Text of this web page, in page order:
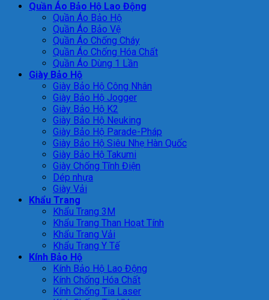
Quần Áo Bảo Hộ Lao Động
Quần Áo Bảo Hộ
Quần Áo Bảo Vệ
Quần Áo Chống Cháy
Quần Áo Chống Hóa Chất
Quần Áo Dùng 1 Lần
Giày Bảo Hộ
Giày Bảo Hộ Công Nhân
Giày Bảo Hộ Jogger
Giày Bảo Hộ K2
Giày Bảo Hộ Neuking
Giày Bảo Hộ Parade-Pháp
Giày Bảo Hộ Siêu Nhẹ Hàn Quốc
Giày Bảo Hộ Takumi
Giày Chống Tĩnh Điện
Dép nhựa
Giày Vải
Khẩu Trang
Khẩu Trang 3M
Khẩu Trang Than Hoạt Tính
Khẩu Trang Vải
Khẩu Trang Y Tế
Kính Bảo Hộ
Kính Bảo Hộ Lao Động
Kính Chống Hóa Chất
Kính Chống Tia Laser